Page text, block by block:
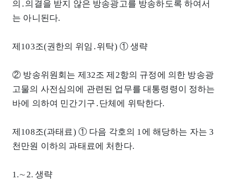
의․의결을 받지 않은 방송광고를 방송하도록 하여서
는 아니된다.
제103조(권한의 위임․위탁) ① 생략
② 방송위원회는 제32조 제2항의 규정에 의한 방송광
고물의 사전심의에 관련된 업무를 대통령령이 정하는
바에 의하여 민간기구․단체에 위탁한다.
제108조(과태료) ① 다음 각호의 1에 해당하는 자는 3
천만원 이하의 과태료에 처한다.
1.∼2. 생략